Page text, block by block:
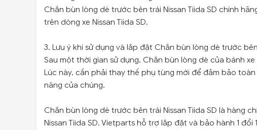
Chắn bùn lòng dè trước bên trái Nissan Tiida SD chính
trên dòng xe Nissan Tiida SD.
3. Lưu ý khi sử dụng và lắp đặt Chắn bùn lòng dè trước
Sau một thời gian sử dụng, Chắn bùn lòng dè của bánh
Lúc này, cần phải thay thế phụ tùng mới để đảm bảo
năng của chúng.
Chắn bùn lòng dè trước bên trái Nissan Tiida SD là hàng
Nissan Tiida SD. Vietparts hỗ trợ lắp đặt và bảo hành 1